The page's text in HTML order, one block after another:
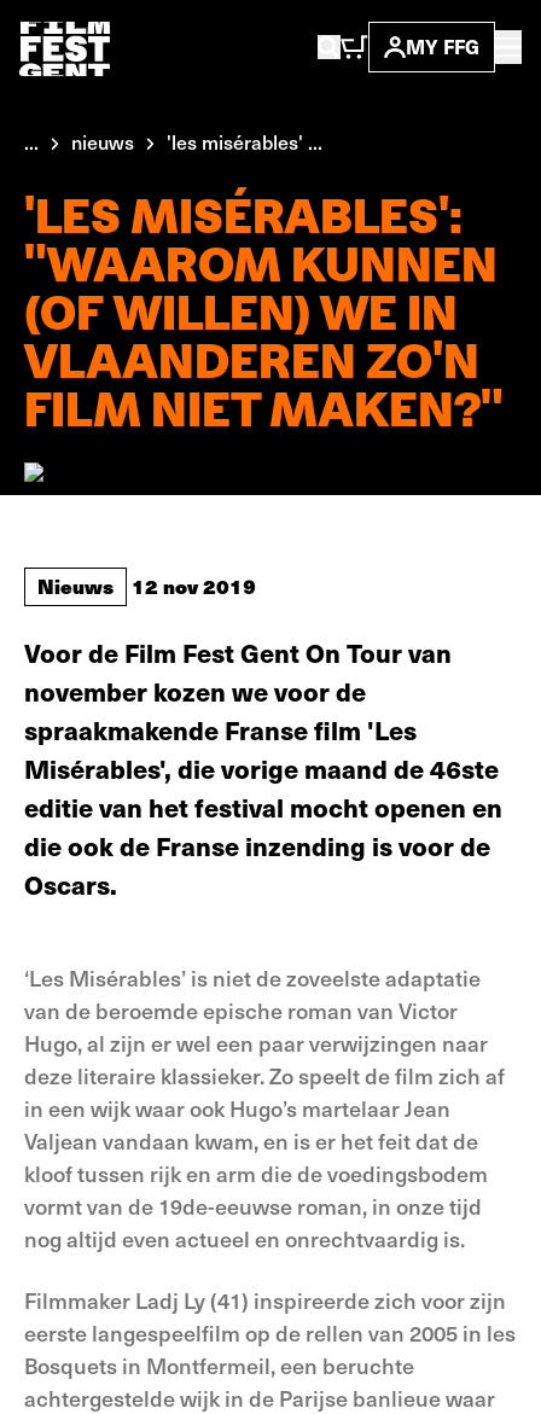
MY FFG
... nieuws 'les misérables' ...
'LES MISÉRABLES':
"WAAROM KUNNEN
(OF WILLEN) WE IN
VLAANDEREN ZO'N
FILM NIET MAKEN?"
Nieuws 12 nov 2019
Voor de Film Fest Gent On Tour van
november kozen we voor de
spraakmakende Franse film 'Les
Misérables', die vorige maand de 46ste
editie van het festival mocht openen en
die ook de Franse inzending is voor de
Oscars.
‘Les Misérables’ is niet de zoveelste adaptatie
van de beroemde epische roman van Victor
Hugo, al zijn er wel een paar verwijzingen naar
deze literaire klassieker. Zo speelt de film zich af
in een wijk waar ook Hugo’s martelaar Jean
Valjean vandaan kwam, en is er het feit dat de
kloof tussen rijk en arm die de voedingsbodem
vormt van de 19de-eeuwse roman, in onze tijd
nog altijd even actueel en onrechtvaardig is.
Filmmaker Ladj Ly (41) inspireerde zich voor zijn
eerste langespeelfilm op de rellen van 2005 in les
Bosquets in Montfermeil, een beruchte
achtergestelde wijk in de Parijse banlieue waar